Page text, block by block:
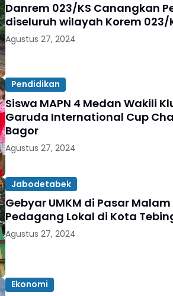
Danrem 023/KS Canangkan
diseluruh wilayah Korem 023/
Agustus 27, 2024
Pendidikan
Siswa MAPN 4 Medan Wakili
Garuda International Cup
Bagor
Agustus 27, 2024
Jabodetabek
Gebyar UMKM di Pasar
Pedagang Lokal di Kota
Agustus 27, 2024
Ekonomi